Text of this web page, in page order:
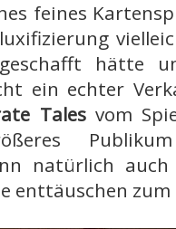
feines
hätte
ein echter
Talesvom
natürlich
enttäuschen